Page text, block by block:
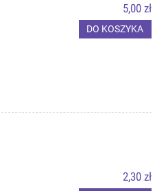
5,00 zł
DO KOSZYKA
2,30 zł